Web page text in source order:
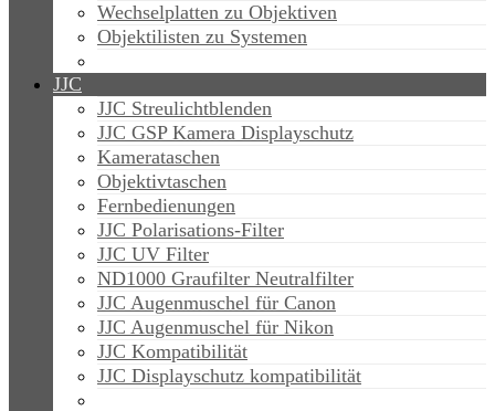
Wechselplatten zu Objektiven
Objektilisten zu Systemen
JJC
JJC Streulichtblenden
JJC GSP Kamera Displayschutz
Kamerataschen
Objektivtaschen
Fernbedienungen
JJC Polarisations-Filter
JJC UV Filter
ND1000 Graufilter Neutralfilter
JJC Augenmuschel für Canon
JJC Augenmuschel für Nikon
JJC Kompatibilität
JJC Displayschutz kompatibilität